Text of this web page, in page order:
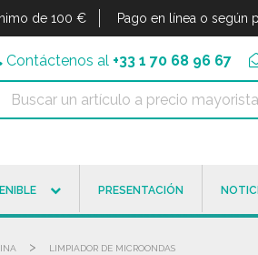
de 100 € Pago en línea o según
Contáctenos al +33 1 70 68 96 67
PRESENTACIÓN
> LIMPIADOR DE MICROONDAS